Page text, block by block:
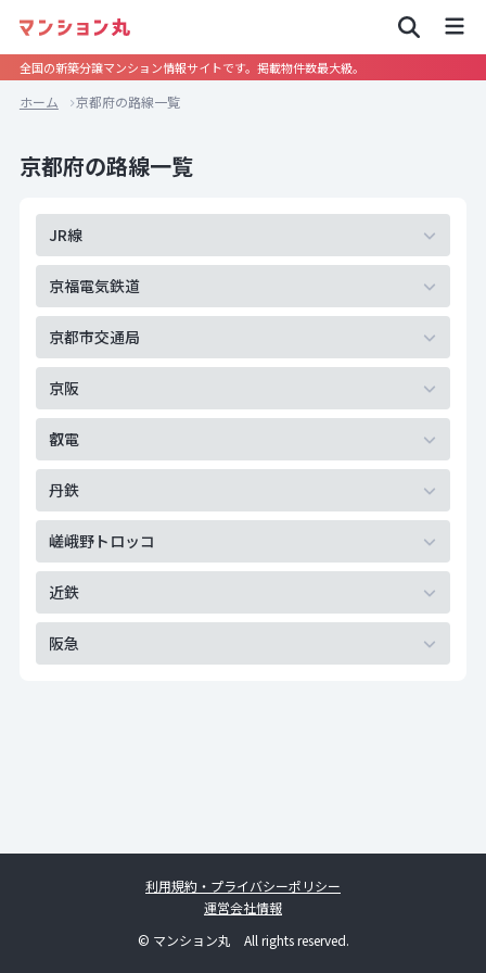
全国の新築分譲マンション情報サイトです。掲載物件数最大級。
ホーム 京都府の路線一覧
京都府の路線一覧
JR線
京福電気鉄道
京都市交通局
京阪
叡電
丹鉄
嵯峨野トロッコ
近鉄
阪急
利用規約・プライバシーポリシー
運営会社情報
© マンション丸 All rights reserved.